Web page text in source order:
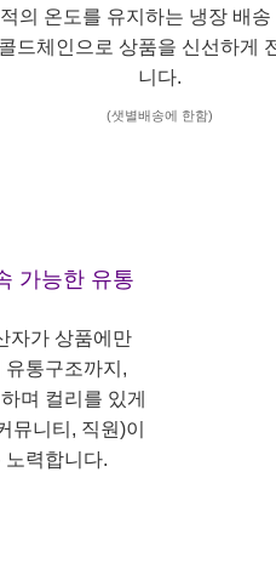
의 온도를 유지하는 냉장 배송
드체인으로 상품을 신선하게
니다.
(샛별배송에 한함)
가능한 유통
자가 상품에만
유통구조까지,
며 컬리를 있게
뮤니티, 직원)이
노력합니다.